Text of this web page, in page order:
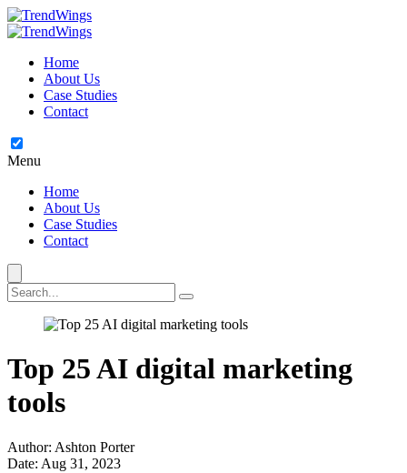
Home
About Us
Case Studies
Contact
Menu
Home
About Us
Case Studies
Contact
Top 25 AI digital marketing
tools
Author: Ashton Porter
Date: Aug 31, 2023